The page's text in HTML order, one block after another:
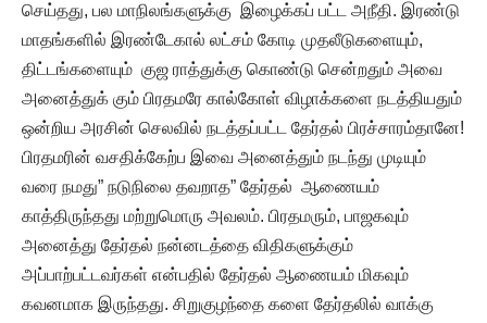
செய்தது, பல மாநிலங்களுக்கு இழைக்கப் பட்ட அநீதி. இரண்டு
மாதங்களில் இரண்டேகால் லட்சம் கோடி முதலீடுகளையும்,
திட்டங்களையும் குஜ ராத்துக்கு கொண்டு சென்றதும் அவை
அனைத்துக் கும் பிரதமரே கால்கோள் விழாக்களை நடத்தியதும்
ஒன்றிய அரசின் செலவில் நடத்தப்பட்ட தேர்தல் பிரச்சாரம்தானே!
பிரதமரின் வசதிக்கேற்ப இவை அனைத்தும் நடந்து முடியும்
வரை நமது” நடுநிலை தவறாத” தேர்தல் ஆணையம்
காத்திருந்தது மற்றுமொரு அவலம். பிரதமரும், பாஜகவும்
அனைத்து தேர்தல் நன்னடத்தை விதிகளுக்கும்
அப்பாற்பட்டவர்கள் என்பதில் தேர்தல் ஆணையம் மிகவும்
கவனமாக இருந்தது. சிறுகுழந்தை களை தேர்தலில் வாக்கு